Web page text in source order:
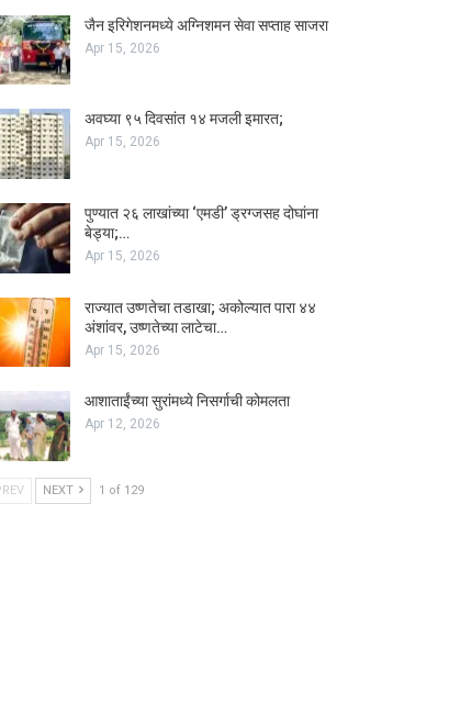
जैन इरिगेशनमध्ये अग्निशमन सेवा सप्ताह साजरा
Apr 15, 2026
अवघ्या ९५ दिवसांत १४ मजली इमारत;
Apr 15, 2026
पुण्यात २६ लाखांच्या ‘एमडी’ ड्रग्जसह दोघांना
बेड्या;…
Apr 15, 2026
राज्यात उष्णतेचा तडाखा; अकोल्यात पारा ४४
अंशांवर, उष्णतेच्या लाटेचा…
Apr 15, 2026
आशाताईंच्या सुरांमध्ये निसर्गाची कोमलता
Apr 12, 2026
NEXT 1 of 129